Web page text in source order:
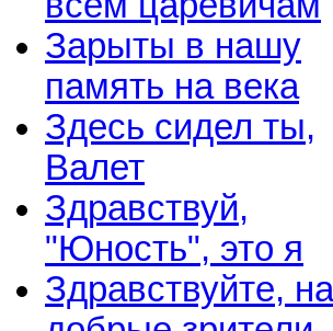
Зарыты в нашу
память на века
Здесь сидел ты,
Валет
Здравствуй,
"Юность", это я
Здравствуйте,